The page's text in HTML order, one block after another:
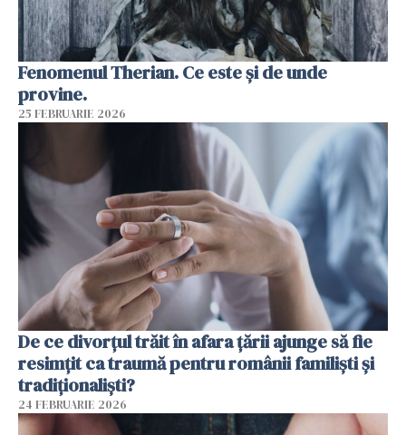
Fenomenul Therian. Ce este și de unde
provine.
25 FEBRUARIE 2026
De ce divorțul trăit în afara țării ajunge să fie
resimțit ca traumă pentru românii familiști și
tradiționaliști?
24 FEBRUARIE 2026